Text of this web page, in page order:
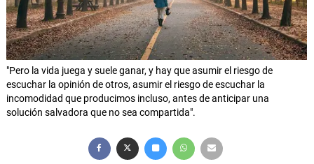
"Pero la vida juega y suele ganar, y hay que asumir el riesgo de
escuchar la opinión de otros, asumir el riesgo de escuchar la
incomodidad que producimos incluso, antes de anticipar una
solución salvadora que no sea compartida".